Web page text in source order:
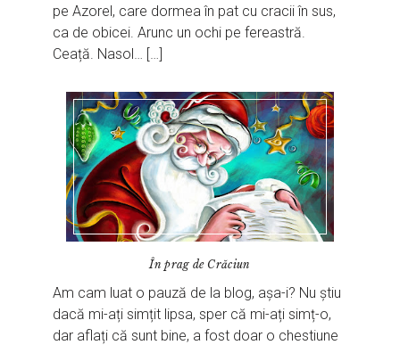
pe Azorel, care dormea în pat cu cracii în sus,
ca de obicei. Arunc un ochi pe fereastră.
Ceață. Nasol… […]
În prag de Crăciun
Am cam luat o pauză de la blog, așa-i? Nu știu
dacă mi-ați simțit lipsa, sper că mi-ați simț-o,
dar aflați că sunt bine, a fost doar o chestiune